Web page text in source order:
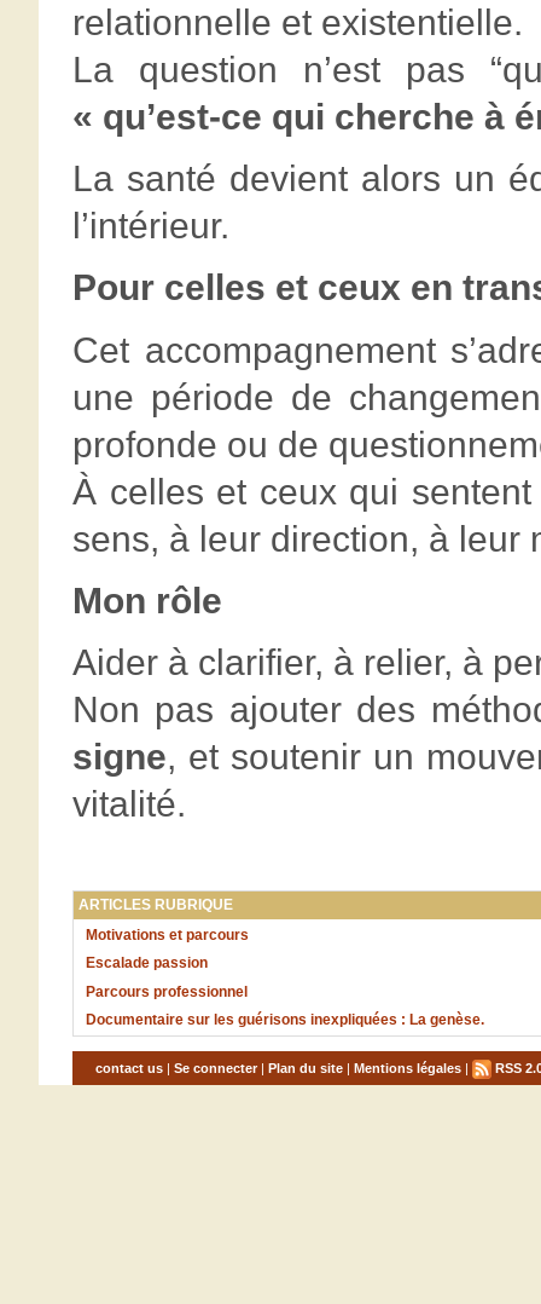
relationnelle et existentielle.
La question n’est pas
« qu’est-ce qui cherche à
La santé devient alors un
l’intérieur.
Pour celles et ceux en
Cet accompagnement
une période de
profonde ou de
À celles et ceux qui
sens, à leur direction, à leur
Mon rôle
Aider à clarifier, à relier, à
Non pas ajouter des
signe, et soutenir un
vitalité.
ARTICLES RUBRIQUE
Motivations et parcours
Escalade passion
Parcours professionnel
Documentaire sur les guérisons inexpliquées : La genèse.
contact us| Se connecter| Plan du site| Mentions légales| RSS